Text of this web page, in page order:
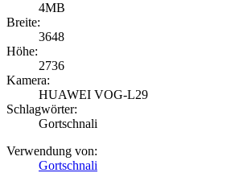
4MB
Breite:
3648
Höhe:
2736
Kamera:
HUAWEI VOG-L29
Schlagwörter:
Gortschnali
Verwendung von:
Gortschnali